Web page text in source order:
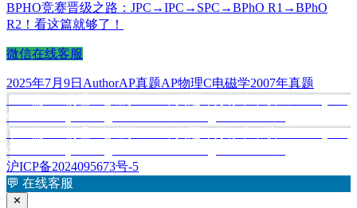
BPHO竞赛晋级之路：JPC→IPC→SPC→BPhO R1→BPhO
R2！看这篇就够了！
微信在线客服
发
布
于
2025年7月9日 作
者
Author分
类
AP真题标
签
AP物理C电磁学2007年真题
文
章
导
航
上
文
C: Electricity & Magnetism 2006 Scoring Guidelines》
下一篇
下
文
章：
C: Electricity & Magnetism 2007 Scoring Guidelines》
沪ICP备2024095673号-5
💬 在线客服
✕